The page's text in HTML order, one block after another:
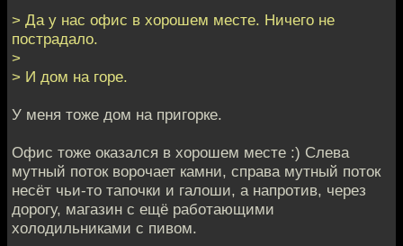
> Да у нас офис в хорошем месте. Ничего не
пострадало.
>
> И дом на горе.
У меня тоже дом на пригорке.
Офис тоже оказался в хорошем месте :) Слева
мутный поток ворочает камни, справа мутный поток
несёт чьи-то тапочки и галоши, а напротив, через
дорогу, магазин с ещё работающими
холодильниками с пивом.